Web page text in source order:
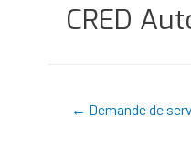
CRED
← Demande de